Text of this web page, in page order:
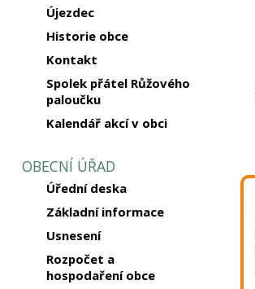
Újezdec
Historie obce
Kontakt
Spolek přátel Růžového
paloučku
Kalendář akcí v obci
OBECNÍ ÚŘAD
Úřední deska
Základní informace
Usnesení
Rozpočet a
hospodaření obce